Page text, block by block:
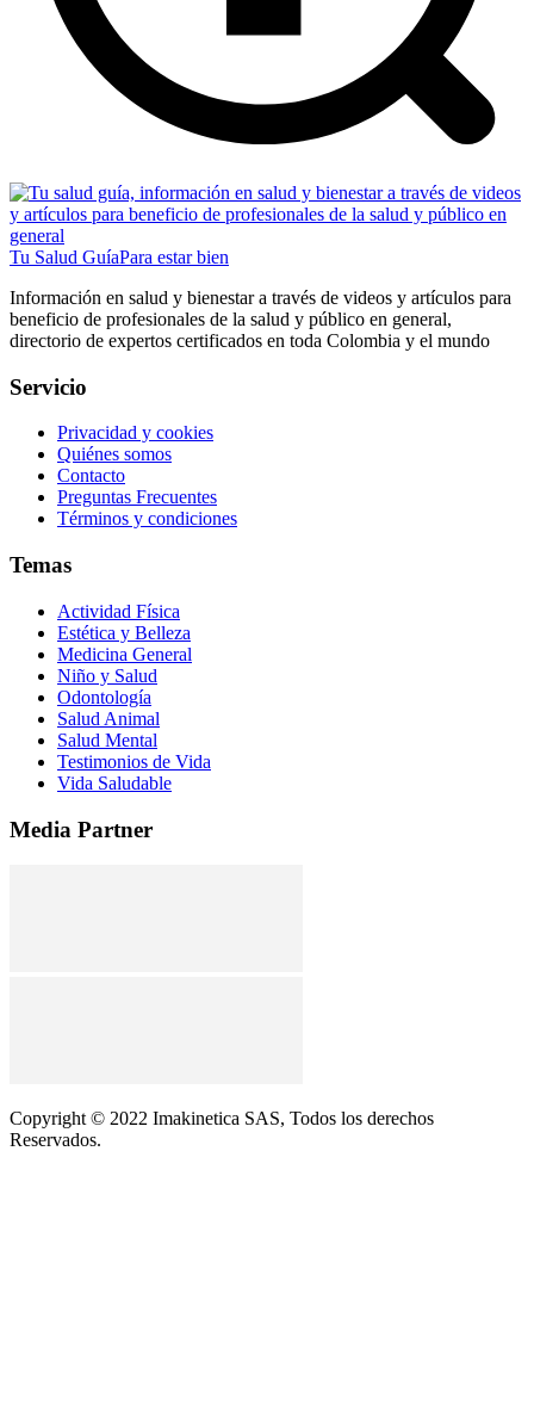
Tu Salud GuíaPara estar bien
Información en salud y bienestar a través de videos y artículos para
beneficio de profesionales de la salud y público en general,
directorio de expertos certificados en toda Colombia y el mundo
Servicio
Privacidad y cookies
Quiénes somos
Contacto
Preguntas Frecuentes
Términos y condiciones
Temas
Actividad Física
Estética y Belleza
Medicina General
Niño y Salud
Odontología
Salud Animal
Salud Mental
Testimonios de Vida
Vida Saludable
Media Partner
Copyright © 2022 Imakinetica SAS, Todos los derechos
Reservados.